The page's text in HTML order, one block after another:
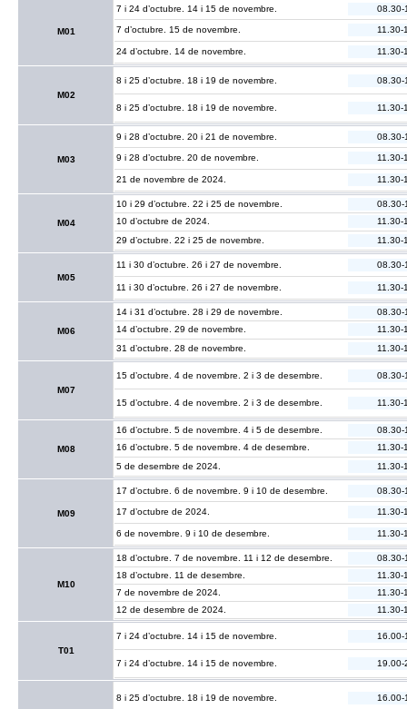
M01
7 i 24 d’octubre. 14 i 15 de novembre. 08.30-
7 d’octubre. 15 de novembre. 11.30-
24 d’octubre. 14 de novembre. 11.30-
M02
8 i 25 d’octubre. 18 i 19 de novembre. 08.30-
8 i 25 d’octubre. 18 i 19 de novembre. 11.30-
M03
9 i 28 d’octubre. 20 i 21 de novembre. 08.30-
9 i 28 d’octubre. 20 de novembre. 11.30-
21 de novembre de 2024. 11.30-
M04
10 i 29 d’octubre. 22 i 25 de novembre.
08.30-
10 d’octubre de 2024.
11.30-
29 d’octubre. 22 i 25 de novembre.
11.30-
M05
11 i 30 d’octubre. 26 i 27 de novembre. 08.30-
11 i 30 d’octubre. 26 i 27 de novembre. 11.30-
M06
14 i 31 d’octubre. 28 i 29 de novembre.
08.30-
14 d’octubre. 29 de novembre.
11.30-
31 d’octubre. 28 de novembre.
11.30-
M07
15 d’octubre. 4 de novembre. 2 i 3 de desembre. 08.30-
15 d’octubre. 4 de novembre. 2 i 3 de desembre. 11.30-
M08
16 d’octubre. 5 de novembre. 4 i 5 de desembre.
08.30-
16 d’octubre. 5 de novembre. 4 de desembre.
11.30-
5 de desembre de 2024.
11.30-
M09
17 d’octubre. 6 de novembre. 9 i 10 de desembre. 08.30-
17 d’octubre de 2024. 11.30-
6 de novembre. 9 i 10 de desembre. 11.30-
M10
18 d’octubre. 7 de novembre. 11 i 12 de desembre.
08.30-
18 d’octubre. 11 de desembre.
11.30-
7 de novembre de 2024.
11.30-
12 de desembre de 2024.
11.30-
T01
7 i 24 d’octubre. 14 i 15 de novembre. 16.00-
7 i 24 d’octubre. 14 i 15 de novembre. 19.00-
8 i 25 d’octubre. 18 i 19 de novembre. 16.00-